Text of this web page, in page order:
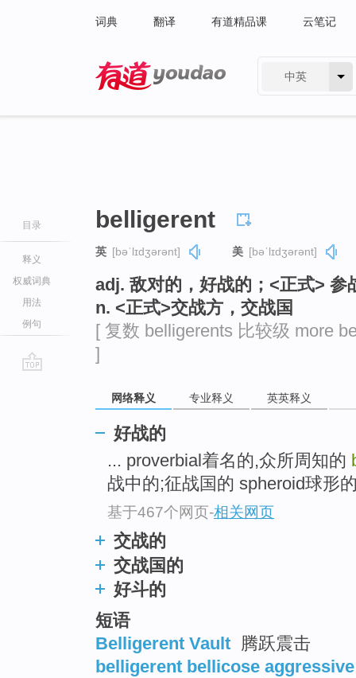
词典 翻译 有道精品课 云笔记
中英
目录
释义
权威词典
用法
例句
belligerent
英 [bəˈlɪdʒərənt] 美 [bəˈlɪdʒərənt]
adj. 敌对的，好战的；<正式> 参
n. <正式>交战方，交战国
[ 复数 belligerents 比较级 more
]
网络释义 专业释义 英英释义
好战的
... proverbial着名的,众所周知的
战中的;征战国的 spheroid球形
基于467个网页-相关网页
交战的
交战国的
好斗的
短语
Belligerent Vault 腾跃震击
belligerent bellicose